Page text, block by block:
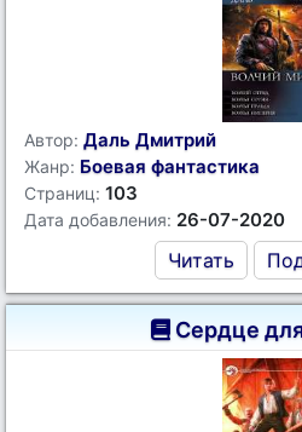
Автор: Даль Дмитрий
Жанр: Боевая фантастика
Страниц: 103
Дата добавления: 26-07-2020
Читать
Сердце